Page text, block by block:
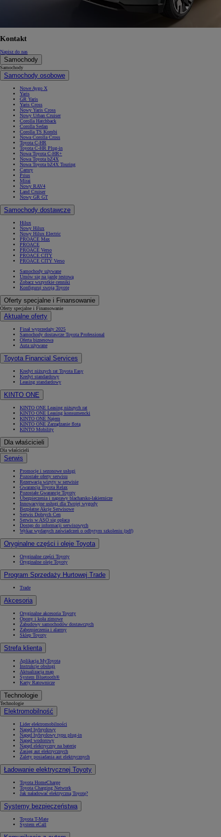
Kontakt
Napisz do nas
Samochody
Samochody
Samochody osobowe
Nowe Aygo X
Yaris
GR Yaris
Yaris Cross
Nowy Yaris Cross
Nowy Urban Cruiser
Corolla Hatchback
Corolla Sedan
Corolla TS Kombi
Nowa Corolla Cross
Toyota C-HR
Toyota C-HR Plug-in
Nowa Toyota C-HR+
Nowa Toyota bZ4X
Nowa Toyota bZ4X Touring
Camry
Prius
Mirai
Nowy RAV4
Land Cruiser
Nowy GR GT
Samochody dostawcze
Hilux
Nowy Hilux
Nowy Hilux Electric
PROACE Max
PROACE
PROACE Verso
PROACE CITY
PROACE CITY Verso
Samochody używane
Umów się na jazdę testową
Zobacz wszystkie cenniki
Konfiguruj swoją Toyotę
Oferty specjalne i Finansowanie
Oferty specjalne i Finansowanie
Aktualne oferty
Finał wyprzedaży 2025
Samochody dostawcze Toyota Professional
Oferta biznesowa
Auta używane
Toyota Financial Services
Kredyt niższych rat Toyota Easy
Kredyt standardowy
Leasing standardowy
KINTO ONE
KINTO ONE Leasing niższych rat
KINTO ONE Leasing konsumencki
KINTO ONE Najem
KINTO ONE Zarządzanie flotą
KINTO Mobility
Dla właścicieli
Dla właścicieli
Serwis
Promocje i sezonowe usługi
Pozostałe oferty serwisu
Rezerwacja wizyty w serwisie
Gwarancja Toyota Relax
Pozostałe Gwarancje Toyoty
Ubezpieczenia i naprawy blacharsko-lakiernicze
Innowacyjne usługi dla Twojej wygody
Bezpłatne Akcje Serwisowe
Serwis Dobrych Cen
Serwis w ASO się opłaca
Dostęp do informacji serwisowych
Wykaz wydanych zaświadczeń o odbytym szkoleniu (pdf)
Oryginalne części i oleje Toyota
Oryginalne części Toyoty
Oryginalne oleje Toyoty
Program Sprzedaży Hurtowej Trade
Trade
Akcesoria
Oryginalne akcesoria Toyoty
Opony i koła zimowe
Zabudowy samochodów dostawczych
Zabezpieczenia i alarmy
Sklep Toyoty
Strefa klienta
Aplikacja MyToyota
Instrukcje obsługi
Aktualizacja map
System Bluetooth®
Karty Ratownicze
Technologie
Technologie
Elektromobilność
Lider elektromobilności
Napęd hybrydowy
Napęd hybrydowy typu plug-in
Napęd wodorowy
Napęd elektryczny na baterię
Zasięg aut elektrycznych
Zalety posiadania aut elektrycznych
Ładowanie elektrycznej Toyoty
Toyota HomeCharge
Toyota Charging Network
Jak naładować elektryczną Toyotę?
Systemy bezpieczeństwa
Toyota T-Mate
System eCall